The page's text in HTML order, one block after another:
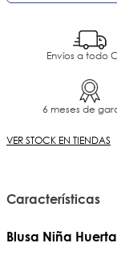
Envíos a todo
6 meses de
VER STOCK EN TIENDAS
Características
Blusa Niña